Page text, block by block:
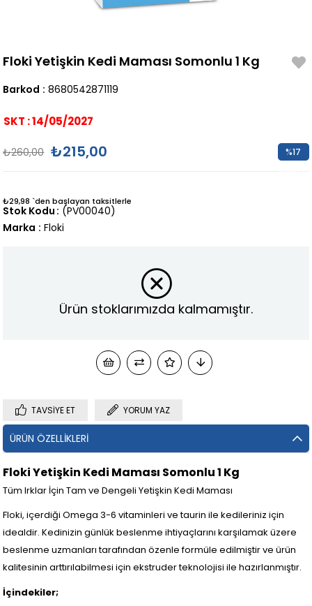
Floki Yetişkin Kedi Maması Somonlu 1 Kg
Barkod : 8680542871119
SKT : 14/05/2027
₺260,00 ₺215,00 %17
₺29,98 `den başlayan taksitlerle
(PV00040)
Stok Kodu
Marka : Floki
Ürün stoklarımızda kalmamıştır.
TAVSIYE ET YORUM YAZ
ÜRÜN ÖZELLIKLERI
Floki Yetişkin Kedi Maması Somonlu 1 Kg
Tüm Irklar İçin Tam ve Dengeli Yetişkin Kedi Maması
Floki, içerdiği Omega 3-6 vitaminleri ve taurin ile kedileriniz için
idealdir. Kedinizin günlük beslenme ihtiyaçlarını karşılamak üzere
beslenme uzmanları tarafından özenle formüle edilmiştir ve ürün
kalitesinin arttırılabilmesi için ekstruder teknolojisi ile hazırlanmıştır.
İçindekiler;